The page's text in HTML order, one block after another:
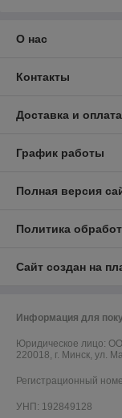
О нас
Контакты
Доставка и оплата
График работы
Полная версия
Политика
Сайт создан на
Информация для
Юридическое лицо:
220018, г. Минск, ул.
Регистрационный
УНП: 192849128